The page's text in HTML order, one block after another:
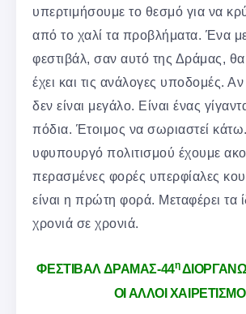
υπερτιμήσουμε το θεσμό για να
από το χαλί τα προβλήματα. Ένα
φεστιβάλ, σαν αυτό της Δράμας,
έχει και τις ανάλογες υποδομές. Αν
δεν είναι μεγάλο. Είναι ένας
πόδια. Έτοιμος να σωριαστεί
υφυπουργό πολιτισμού έχουμε
περασμένες φορές υπερφίαλες
είναι η πρώτη φορά. Μεταφέρει τα
χρονιά σε χρονιά.
ΦΕΣΤΙΒΑΛ ΔΡΑΜΑΣ-44η
ΟΙ ΑΛΛΟΙ ΧΑΙΡΕΤΙΣΜΟΙ